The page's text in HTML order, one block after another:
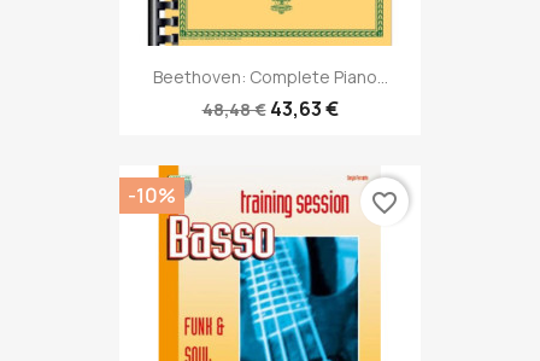
Beethoven: Complete Piano...
48,48 € 43,63 €
-10% favorite_border